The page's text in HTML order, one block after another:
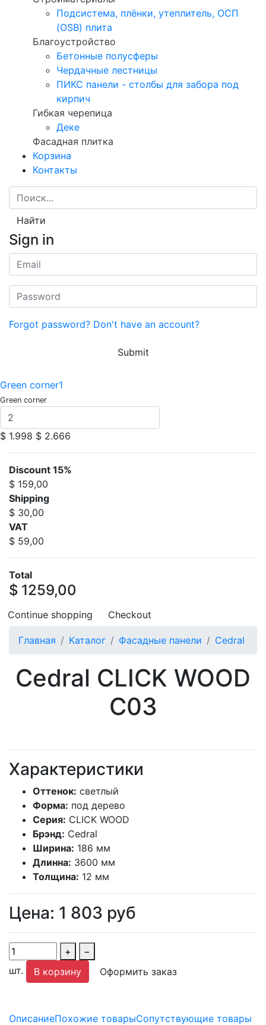
Подсистема, плёнки, утеплитель, ОСП
(OSB) плита
Благоустройство
Бетонные полусферы
Чердачные лестницы
ПИКС панели - столбы для забора под
кирпич
Гибкая черепица
Деке
Фасадная плитка
Корзина
Контакты
Найти
Sign in
Forgot password? Don't have an account?
Submit
Green corner1
Green corner
$ 1.998 $ 2.666
Discount 15%
$ 159,00
Shipping
$ 30,00
VAT
$ 59,00
Total
$ 1259,00
Continue shopping Checkout
Главная Каталог Фасадные панели Cedral
Cedral CLICK WOOD
C03
Характеристики
Оттенок: светлый
Форма: под дерево
Серия: CLICK WOOD
Брэнд: Cedral
Ширина: 186 мм
Длинна: 3600 мм
Толщина: 12 мм
Цена: 1 803 руб
+
−
шт.
В корзину Оформить заказ
ОписаниеПохожие товарыСопутствующие товары